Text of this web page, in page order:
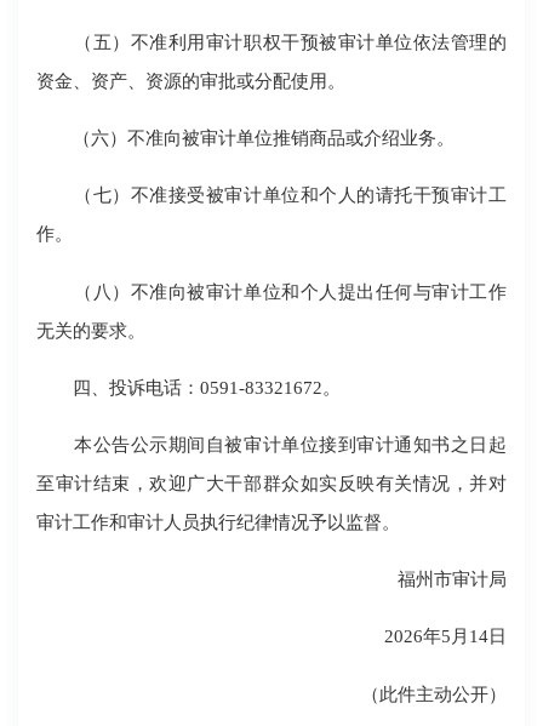
（五）不准利用审计职权干预被审计单位依法管理的
资金、资产、资源的审批或分配使用。
（六）不准向被审计单位推销商品或介绍业务。
（七）不准接受被审计单位和个人的请托干预审计工
作。
（八）不准向被审计单位和个人提出任何与审计工作
无关的要求。
四、投诉电话：0591-83321672。
本公告公示期间自被审计单位接到审计通知书之日起
至审计结束，欢迎广大干部群众如实反映有关情况，并对
审计工作和审计人员执行纪律情况予以监督。
福州市审计局
2026年5月14日
（此件主动公开）